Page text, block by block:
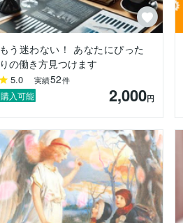
もう迷わない！ あなたにぴった
りの働き方見つけます
5.0 実績52件
購入可能 2,000円